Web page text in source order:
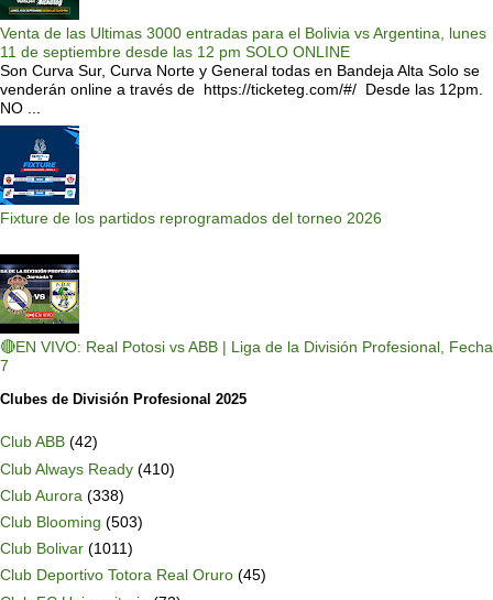
Venta de las Ultimas 3000 entradas para el Bolivia vs Argentina, lunes
11 de septiembre desde las 12 pm SOLO ONLINE
Son Curva Sur, Curva Norte y General todas en Bandeja Alta Solo se
venderán online a través de https://ticketeg.com/#/ Desde las 12pm.
NO ...
Fixture de los partidos reprogramados del torneo 2026
🔴EN VIVO: Real Potosi vs ABB | Liga de la División Profesional, Fecha
7
Clubes de División Profesional 2025
Club ABB (42)
Club Always Ready (410)
Club Aurora (338)
Club Blooming (503)
Club Bolivar (1011)
Club Deportivo Totora Real Oruro (45)